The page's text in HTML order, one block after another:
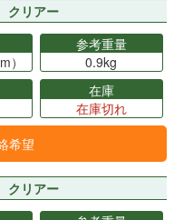
クリアー
参考重量
0.9kg
在庫
在庫切れ
希望
クリアー